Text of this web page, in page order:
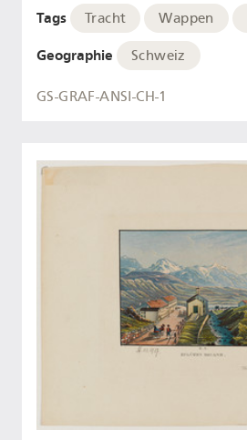
Tags Tracht Wappen
Geographie Schweiz
GS-GRAF-ANSI-CH-1